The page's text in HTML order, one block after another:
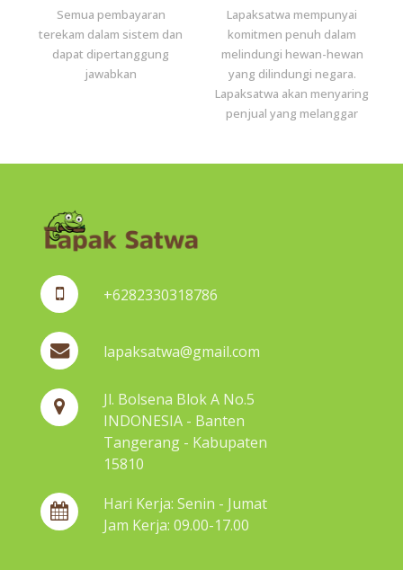
Semua pembayaran
terekam dalam sistem dan
dapat dipertanggung
jawabkan
Lapaksatwa mempunyai
komitmen penuh dalam
melindungi hewan-hewan
yang dilindungi negara.
Lapaksatwa akan menyaring
penjual yang melanggar
+6282330318786
lapaksatwa@gmail.com
Jl. Bolsena Blok A No.5
INDONESIA - Banten
Tangerang - Kabupaten
15810
Hari Kerja: Senin - Jumat
Jam Kerja: 09.00-17.00